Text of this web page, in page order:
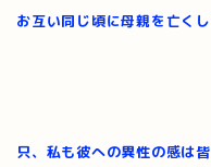
お互い同じ頃に母親を亡くし
只、私も彼への異性の感は皆